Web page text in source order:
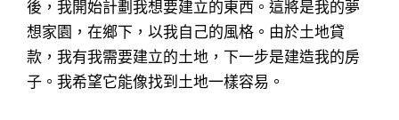
後，我開始計劃我想要建立的東西。這將是我的夢
想家園，在鄉下，以我自己的風格。由於土地貸
款，我有我需要建立的土地，下一步是建造我的房
子。我希望它能像找到土地一樣容易。